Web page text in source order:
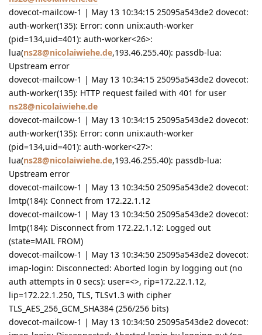
dovecot-mailcow-1 | May 13 10:34:15 25095a543de2 dovecot:
auth-worker(135): Error: conn unix:auth-worker
(pid=134,uid=401): auth-worker<26>:
lua(ns28@nicolaiwiehe.de,193.46.255.40): passdb-lua:
Upstream error
dovecot-mailcow-1 | May 13 10:34:15 25095a543de2 dovecot:
auth-worker(135): HTTP request failed with 401 for user
ns28@nicolaiwiehe.de
dovecot-mailcow-1 | May 13 10:34:15 25095a543de2 dovecot:
auth-worker(135): Error: conn unix:auth-worker
(pid=134,uid=401): auth-worker<27>:
lua(ns28@nicolaiwiehe.de,193.46.255.40): passdb-lua:
Upstream error
dovecot-mailcow-1 | May 13 10:34:50 25095a543de2 dovecot:
lmtp(184): Connect from 172.22.1.12
dovecot-mailcow-1 | May 13 10:34:50 25095a543de2 dovecot:
lmtp(184): Disconnect from 172.22.1.12: Logged out
(state=MAIL FROM)
dovecot-mailcow-1 | May 13 10:34:50 25095a543de2 dovecot:
imap-login: Disconnected: Aborted login by logging out (no
auth attempts in 0 secs): user=<>, rip=172.22.1.12,
lip=172.22.1.250, TLS, TLSv1.3 with cipher
TLS_AES_256_GCM_SHA384 (256/256 bits)
dovecot-mailcow-1 | May 13 10:34:50 25095a543de2 dovecot: